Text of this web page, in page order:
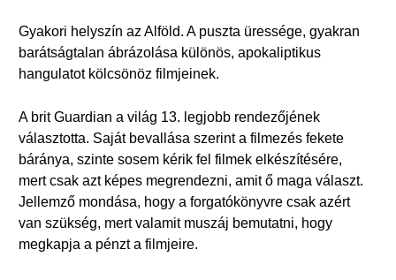
Gyakori helyszín az Alföld. A puszta üressége, gyakran
barátságtalan ábrázolása különös, apokaliptikus
hangulatot kölcsönöz filmjeinek.
A brit Guardian a világ 13. legjobb rendezőjének
választotta. Saját bevallása szerint a filmezés fekete
báránya, szinte sosem kérik fel filmek elkészítésére,
mert csak azt képes megrendezni, amit ő maga választ.
Jellemző mondása, hogy a forgatókönyvre csak azért
van szükség, mert valamit muszáj bemutatni, hogy
megkapja a pénzt a filmjeire.